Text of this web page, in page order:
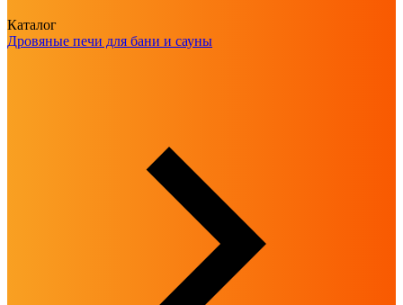
Каталог
Дровяные печи для бани и сауны